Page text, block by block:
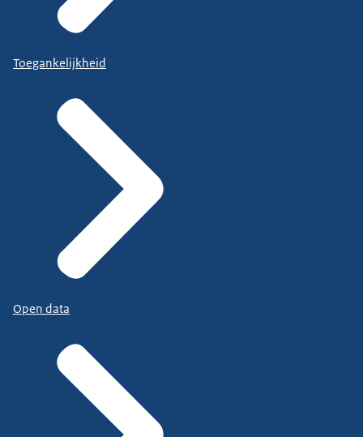
Toegankelijkheid
Open data